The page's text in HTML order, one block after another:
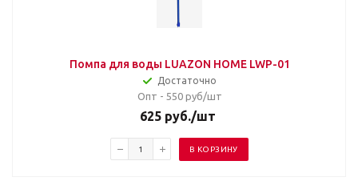
Помпа для воды LUAZON HOME LWP-01
Достаточно
Опт - 550 руб/шт
625 руб./шт
В КОРЗИНУ